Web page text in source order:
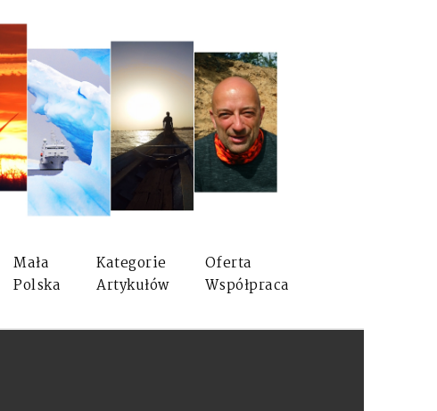
Mała
Polska
Kategorie
Artykułów
Oferta
Współpraca